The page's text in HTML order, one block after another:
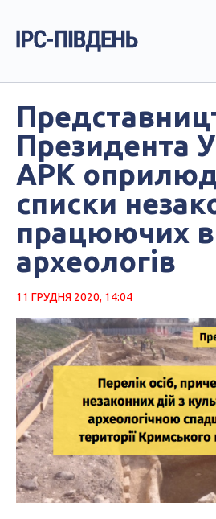
Президента
АРК
списки
працюючих
археологів
11 ГРУДНЯ 2020, 14:04